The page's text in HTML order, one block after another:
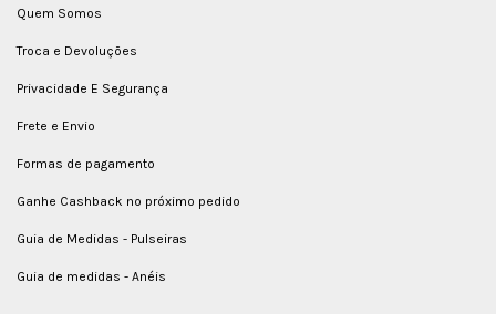
Quem Somos
Troca e Devoluções
Privacidade E Segurança
Frete e Envio
Formas de pagamento
Ganhe Cashback no próximo pedido
Guia de Medidas - Pulseiras
Guia de medidas - Anéis